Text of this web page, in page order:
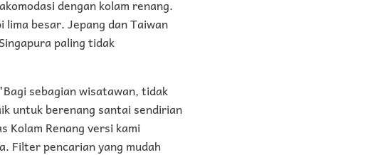
dengan kolam renang.
besar. Jepang dan Taiwan
paling tidak
sebagian wisatawan, tidak
untuk berenang santai sendirian
Kolam Renang versi kami
Filter pencarian yang mudah